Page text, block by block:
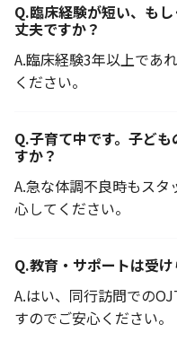
Q.臨床経験が短い、も
丈夫ですか？
A.臨床経験3年以上であ
ください。
Q.子育て中です。子ど
すか？
A.急な体調不良時もスタ
心してください。
Q.教育・サポートは受け
A.はい、同行訪問での
すのでご安心ください。